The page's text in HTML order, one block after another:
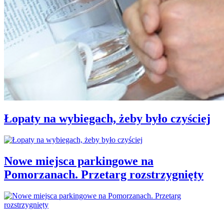
Łopaty na wybiegach, żeby było czyściej
Nowe miejsca parkingowe na
Pomorzanach. Przetarg rozstrzygnięty